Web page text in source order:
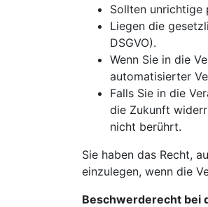
Sollten unrichtige
Liegen die
DSGVO).
Wenn Sie in die
automatisierter
Falls Sie in die
die Zukunft
nicht berührt.
Sie haben das Recht,
einzulegen, wenn die
Beschwerderecht bei